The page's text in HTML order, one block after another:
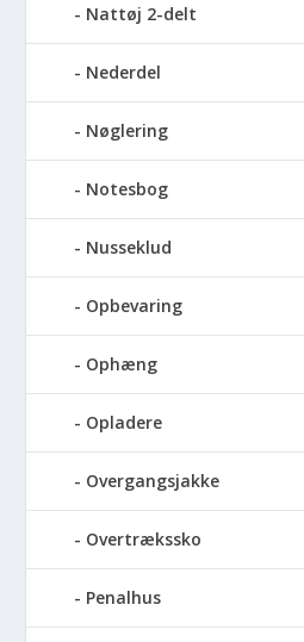
Nattøj 2-delt
Nederdel
Nøglering
Notesbog
Nusseklud
Opbevaring
Ophæng
Opladere
Overgangsjakke
Overtrækssko
Penalhus